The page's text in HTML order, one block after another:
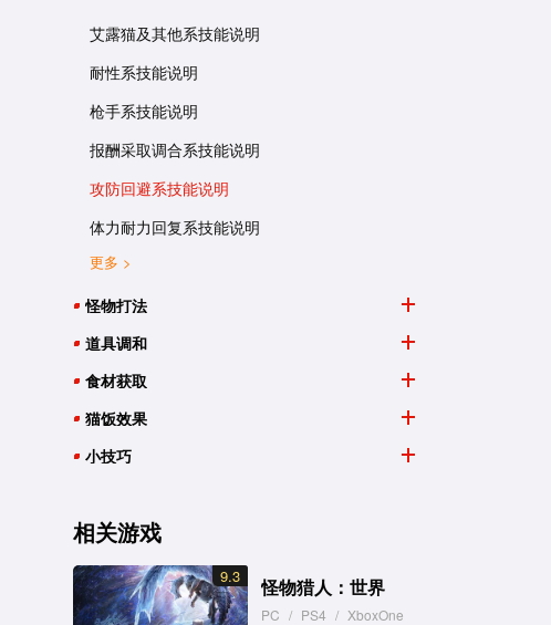
艾露猫及其他系技能说明
耐性系技能说明
枪手系技能说明
报酬采取调合系技能说明
攻防回避系技能说明
体力耐力回复系技能说明
更多 >
怪物打法
道具调和
食材获取
猫饭效果
小技巧
相关游戏
9.3 怪物猎人：世界
PC / PS4 / XboxOne